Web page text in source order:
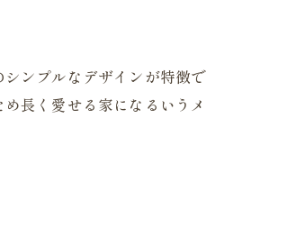
ンプルなデザインが特徴で
長く愛せる家になるいうメ